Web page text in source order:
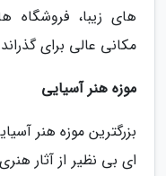
های زیبا، فروشگاه
مکانی عالی برای
موزه هنر آسیایی
بزرگترین موزه هنر
ای بی نظیر از آثار